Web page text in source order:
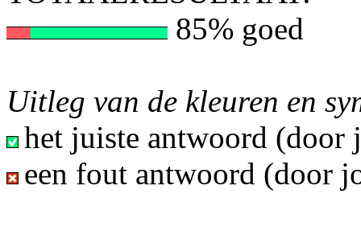
85% goed
Uitleg van de kleuren en
het juiste antwoord (door
een fout antwoord (door